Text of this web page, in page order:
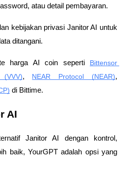
atau detail pembayaran.
kebijakan privasi Janitor AI untuk
ditangani.
harga AI coin seperti Bittensor
, NEAR Protocol (NEAR),
di Bittime.
AI
Janitor AI dengan kontrol,
baik, YourGPT adalah opsi yang